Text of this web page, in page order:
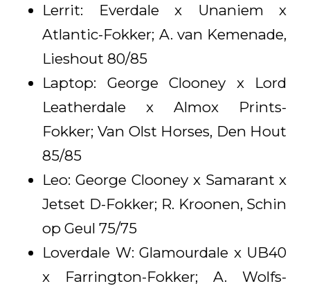
Lerrit: Everdale x Unaniem x
Atlantic-Fokker; A. van Kemenade,
Lieshout 80/85
Laptop: George Clooney x Lord
Leatherdale x Almox Prints-
Fokker; Van Olst Horses, Den Hout
85/85
Leo: George Clooney x Samarant x
Jetset D-Fokker; R. Kroonen, Schin
op Geul 75/75
Loverdale W: Glamourdale x UB40
x Farrington-Fokker; A. Wolfs-